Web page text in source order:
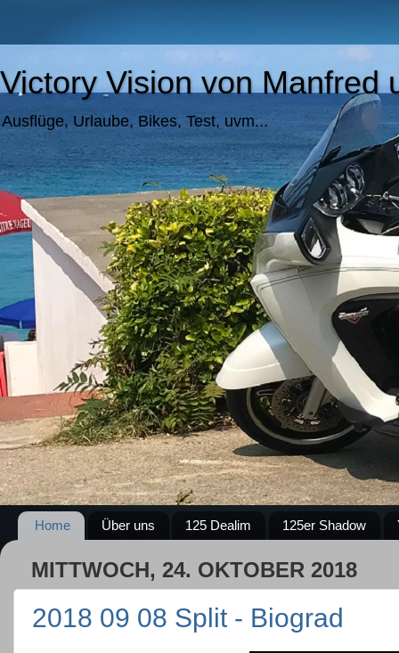
Victory Vision von Manfred
Ausflüge, Urlaube, Bikes, Test, uvm...
Home Über uns 125 Dealim 125er Shadow
MITTWOCH, 24. OKTOBER 2018
2018 09 08 Split - Biograd